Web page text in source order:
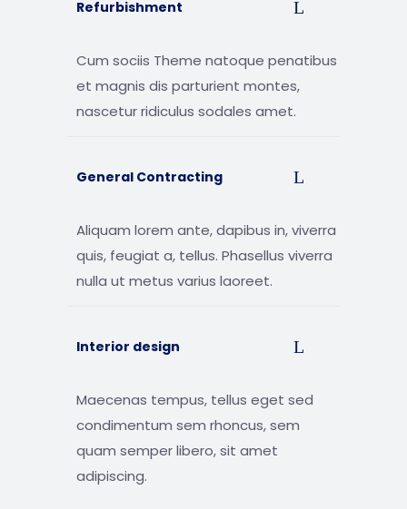
Refurbishment
Cum sociis Theme natoque penatibus
et magnis dis parturient montes,
nascetur ridiculus sodales amet.
General Contracting
Aliquam lorem ante, dapibus in, viverra
quis, feugiat a, tellus. Phasellus viverra
nulla ut metus varius laoreet.
Interior design
Maecenas tempus, tellus eget sed
condimentum sem rhoncus, sem
quam semper libero, sit amet
adipiscing.